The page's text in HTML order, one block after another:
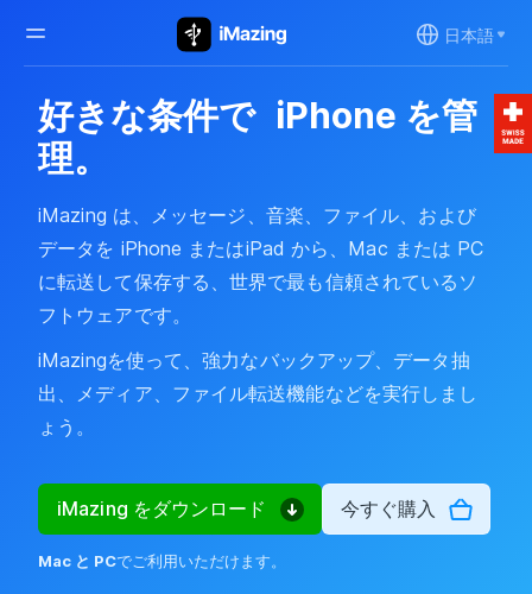
日本語
好きな条件で iPhone を管
理。
iMazing は、メッセージ、音楽、ファイル、および
データを iPhone またはiPad から、Mac または PC
に転送して保存する、世界で最も信頼されているソ
フトウェアです。
iMazingを使って、強力なバックアップ、データ抽
出、メディア、ファイル転送機能などを実行しまし
ょう。
iMazing をダウンロード 今すぐ購入
Mac と PCでご利用いただけます。